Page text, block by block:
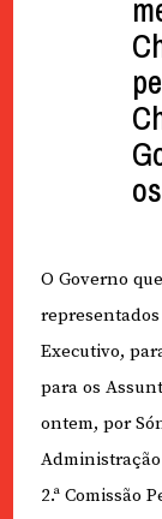
O Governo
Executivo,
para os
ontem, por
2.ª Comissão